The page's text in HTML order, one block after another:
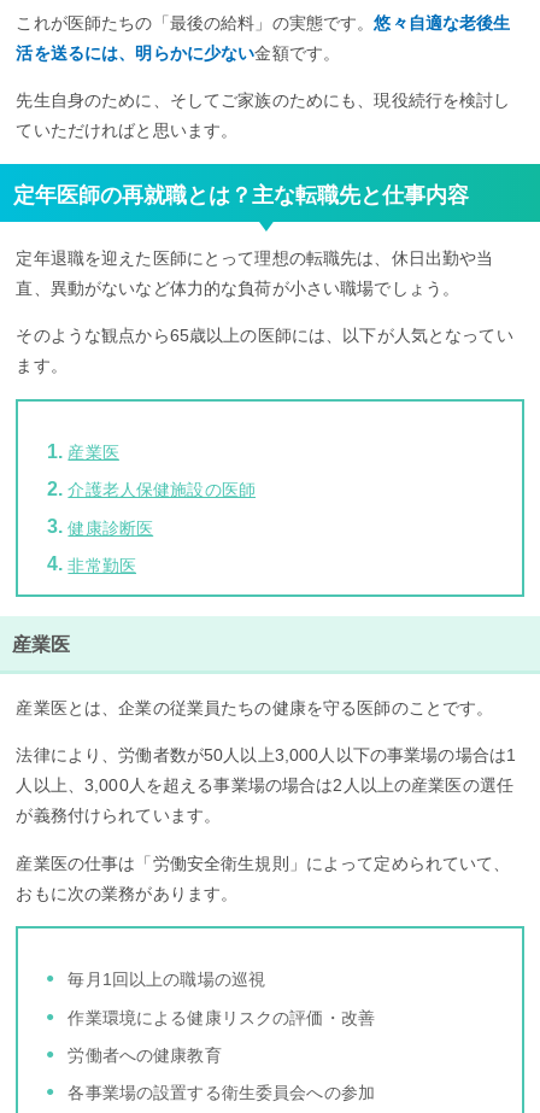
これが医師たちの「最後の給料」の実態です。悠々自適な老後生
活を送るには、明らかに少ない金額です。
先生自身のために、そしてご家族のためにも、現役続行を検討し
ていただければと思います。
定年医師の再就職とは？主な転職先と仕事内容
定年退職を迎えた医師にとって理想の転職先は、休日出勤や当
直、異動がないなど体力的な負荷が小さい職場でしょう。
そのような観点から65歳以上の医師には、以下が人気となってい
ます。
産業医
介護老人保健施設の医師
健康診断医
非常勤医
産業医
産業医とは、企業の従業員たちの健康を守る医師のことです。
法律により、労働者数が50人以上3,000人以下の事業場の場合は1
人以上、3,000人を超える事業場の場合は2人以上の産業医の選任
が義務付けられています。
産業医の仕事は「労働安全衛生規則」によって定められていて、
おもに次の業務があります。
毎月1回以上の職場の巡視
作業環境による健康リスクの評価・改善
労働者への健康教育
各事業場の設置する衛生委員会への参加